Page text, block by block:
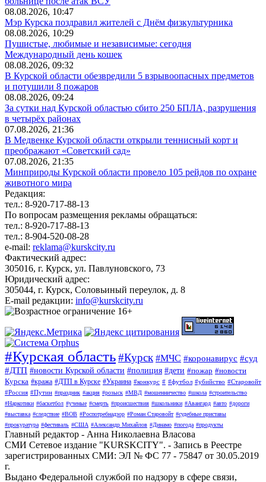
08.08.2026, 10:47
Мэр Курска поздравил жителей с Днём физкультурника
08.08.2026, 10:29
Пушистые, любимые и независимые: сегодня
Международный день кошек
08.08.2026, 09:32
В Курской области обезвредили 5 взрывоопасных предметов
и потушили 8 пожаров
08.08.2026, 09:24
За сутки над Курской областью сбито 250 БПЛА, разрушения
в четырёх районах
07.08.2026, 21:36
В Медвенке Курской области открыли теннисный корт и
преображают «Советский сад»
07.08.2026, 21:35
Минприроды Курской области провело 105 рейдов по охране
животного мира
Редакция:
тел.: 8-920-717-88-13
По вопросам размещения рекламы обращаться:
тел.: 8-920-717-88-13
тел.: 8-904-520-08-28
e-mail: reklama@kurskcity.ru
Фактический адрес:
305016, г. Курск, ул. Павлуновского, 73
Юридический адрес:
305044, г. Курск, Соловьиный переулок, д. 8
E-mail редакции: info@kurskcity.ru
#Курская область#Курск #МЧС #коронавирус #суд
#ДТП #новости Курской области #полиция #дети #пожар #новости
Курска #кража #ДТП в Курске #Украина #конкурс # #футбол #убийство #Старовойт
#Россия #Путин #праздник #акция #розыск #МВД #мошенничество #школа #строительство
#Наркотики #баскетбол #ученые #смерть #происшествия #школьники #Авангард #авто #дороги
#выставка #следствие #ВОВ #Роспотребнадзор #Роман Старовойт #судебные приставы
#прокуратура #фестиваль #США #Александр Михайлов #Динамо #погода #продукты
Главный редактор - Анна Николаевна Власова
СМИ Сетевое издание "KURSKCITY". - Запись в Реестре
зарегистрированных СМИ: ЭЛ № ФС 77 - 75847 от 30.05.2019
г.
Выдано Федеральной службой по надзору в сфере связи,